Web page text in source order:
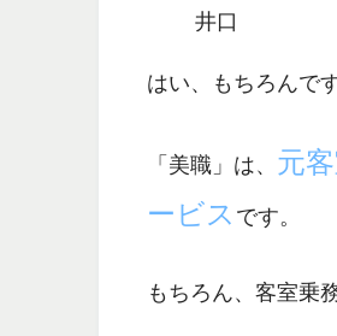
井口
はい、もちろんです
「美職」は、 元
ービス です。
もちろん、客室乗